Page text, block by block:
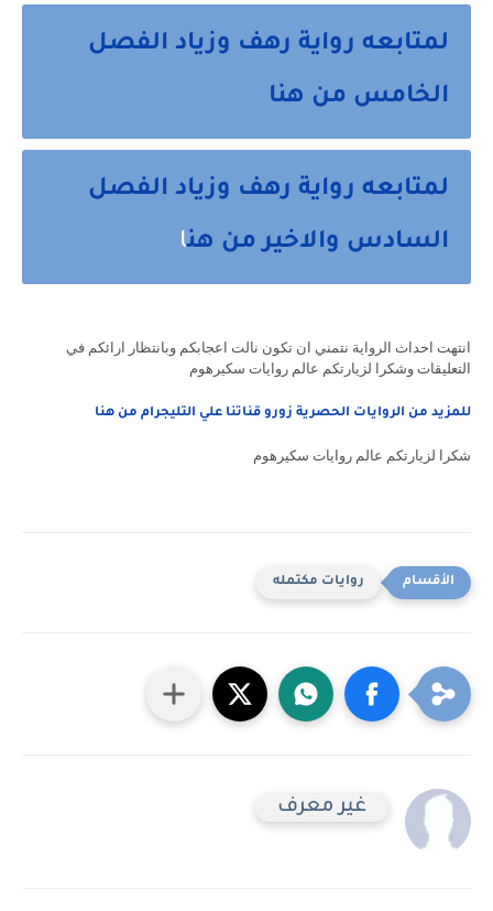
لمتابعه رواية رهف وزياد الفصل
الخامس من هنا
لمتابعه رواية رهف وزياد الفصل
السادس والاخير من هنا
انتهت احداث الرواية نتمني ان تكون نالت اعجابكم وبانتظار ارائكم في
التعليقات وشكرا لزيارتكم عالم روايات سكيرهوم
للمزيد من الروايات الحصرية زورو قناتنا علي التليجرام من هنا
شكرا لزيارتكم عالم روايات سكيرهوم
روايات مكتمله
غير معرف